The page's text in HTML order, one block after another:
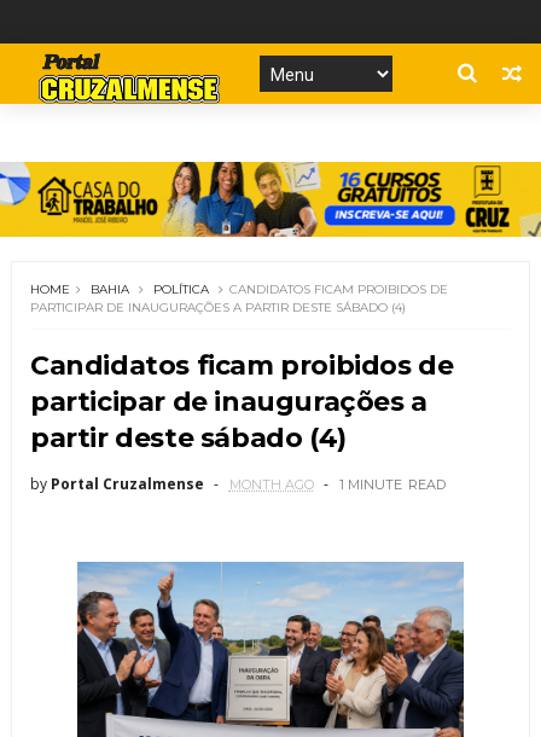
HOME BAHIA POLÍTICA
CANDIDATOS FICAM PROIBIDOS DE
PARTICIPAR DE INAUGURAÇÕES A PARTIR DESTE SÁBADO (4)
Candidatos ficam proibidos de
participar de inaugurações a
partir deste sábado (4)
by Portal Cruzalmense MONTH AGO 1 MINUTE READ